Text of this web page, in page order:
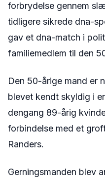
forbrydelse gennem
tidligere sikrede dna-
gav et dna-match i
familiemedlem til den
Den 50-årige mand er
blevet kendt skyldig i
dengang 89-årig
forbindelse med et
Randers.
Gerningsmanden blev